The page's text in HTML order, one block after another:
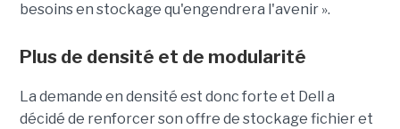
besoins en stockage qu'engendrera l'avenir ».
Plus de densité et de modularité
La demande en densité est donc forte et Dell a
décidé de renforcer son offre de stockage fichier et